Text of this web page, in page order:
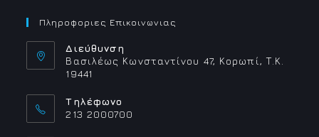
Πληροφοριες Επικοινωνιας
Διεύθυνση
Βασιλέως Κωνσταντίνου 47, Κορωπί, Τ.Κ.
19441
Τηλέφωνο
213 2000700